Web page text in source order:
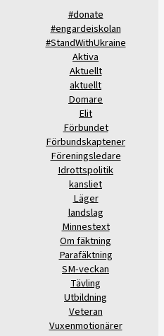
#donate
#engardeiskolan
#StandWithUkraine
Aktiva
Aktuellt
aktuellt
Domare
Elit
Förbundet
Förbundskaptener
Föreningsledare
Idrottspolitik
kansliet
Läger
landslag
Minnestext
Om fäktning
Parafäktning
SM-veckan
Tävling
Utbildning
Veteran
Vuxenmotionärer